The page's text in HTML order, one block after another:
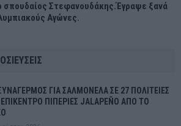
σπουδαίος Στεφανουδάκης.Έγραψε ξανά
Αγώνες.
ΓΙΑ ΣΑΛΜΟΝΕΛΑ ΣΕ 27 ΠΟΛΙΤΕΙΕΣ
ΠΙΠΕΡΙΕΣ JALAPEÑO ΑΠΟ ΤΟ